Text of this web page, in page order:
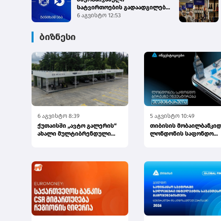
სატვირთოების გადაადგილება
საბაჟო გამშვებ პუნქტებზე
6 აგვისტო 12:53
ბიზნესი
6 აგვისტო 8:39
ქუთაისში „ავტო გალერის“
ახალი მულტიბრენდული
5 აგვისტო 10:49
თიბისის
ლონდონის საფონდო